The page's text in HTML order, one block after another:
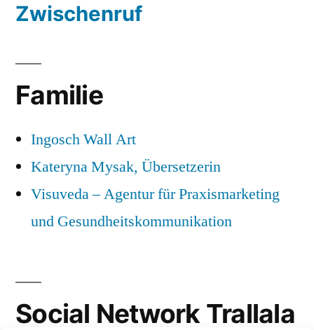
Zwischenruf
Familie
Ingosch Wall Art
Kateryna Mysak, Übersetzerin
Visuveda – Agentur für Praxismarketing
und Gesundheitskommunikation
Social Network Trallala